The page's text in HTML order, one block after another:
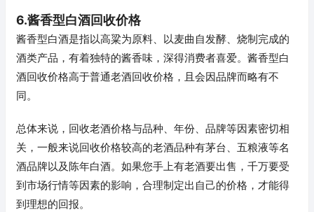
6.酱香型白酒回收价格
酱香型白酒是指以高粱为原料、以麦曲自发酵、烧制完成的
酒类产品，有着独特的酱香味，深得消费者喜爱。酱香型白
酒回收价格高于普通老酒回收价格，且会因品牌而略有不
同。
总体来说，回收老酒价格与品种、年份、品牌等因素密切相
关，一般来说回收价格较高的老酒品种有茅台、五粮液等名
酒品牌以及陈年白酒。如果您手上有老酒要出售，千万要受
到市场行情等因素的影响，合理制定出自己的价格，才能得
到理想的回报。